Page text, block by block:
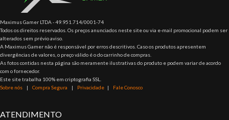
Maximus Gamer LTDA - 49.951.714/0001-74
Todos os direitos reservados. Os preços anunciados neste site ou via e-mail promocional podem ser
alterados sem prévio aviso.
A Maximus Gamer não é responsável por erros descritivos. Caso os produtos apresentem
divergências de valores, o preço válido é o do carrinho de compras.
As fotos contidas nesta página são meramente ilustrativas do produto e podem variar de acordo
com o fornecedor.
Este site trabalha 100% em criptografia SSL.
Sobre nós | Compra Segura | Privacidade | Fale Conosco
ATENDIMENTO